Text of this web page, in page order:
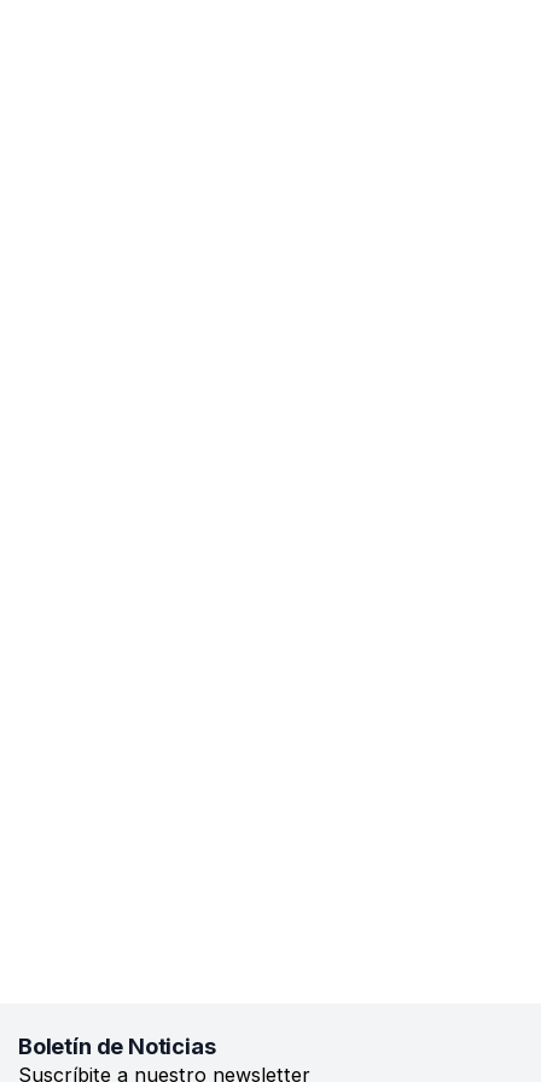
Boletín de Noticias
Suscríbite a nuestro newsletter